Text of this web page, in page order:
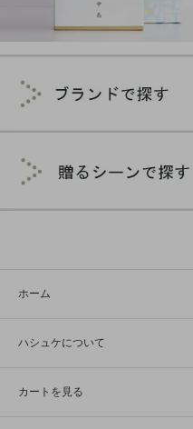
ホーム
ハシュケについて
カートを見る